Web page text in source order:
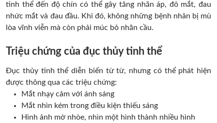
tinh thể đến độ chín có thể gây tăng nhãn áp, đỏ mắt, đau
nhức mắt và đau đầu. Khi đó, không những bệnh nhân bị mù
lòa vĩnh viễn mà còn phải múc bỏ nhãn cầu.
Triệu chứng của đục thủy tinh thể
Đục thủy tinh thể diễn biến từ từ, nhưng có thể phát hiện
được thông qua các triệu chứng:
Mắt nhạy cảm với ánh sáng
Mắt nhìn kém trong điều kiện thiếu sáng
Hình ảnh mờ nhòe, nhìn một hình thành nhiều hình